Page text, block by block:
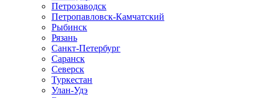
Петрозаводск
Петропавловск-Камчатский
Рыбинск
Рязань
Санкт-Петербург
Саранск
Северск
Туркестан
Улан-Удэ